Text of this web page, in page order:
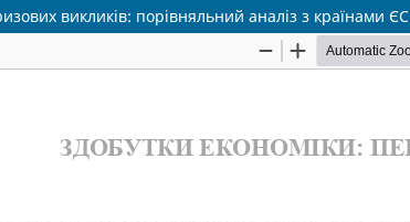
викликів: порівняльний аналіз з країнами ЄС